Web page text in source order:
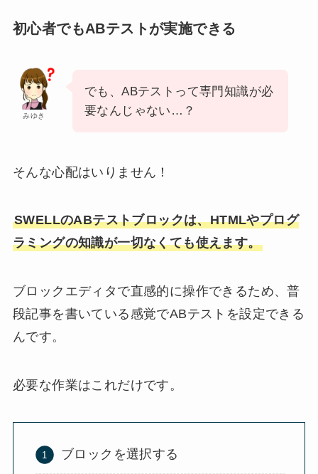
初心者でもABテストが実施できる
みゆき
でも、ABテストって専門知識が必
要なんじゃない…？
そんな心配はいりません！
SWELLのABテストブロックは、HTMLやプログ
ラミングの知識が一切なくても使えます。
ブロックエディタで直感的に操作できるため、普
段記事を書いている感覚でABテストを設定できる
んです。
必要な作業はこれだけです。
ブロックを選択する